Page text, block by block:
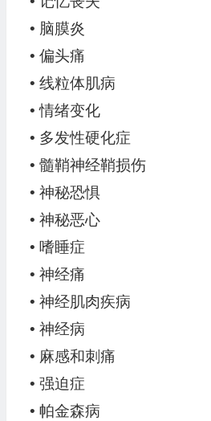
• 脑膜炎
• 偏头痛
• 线粒体肌病
• 情绪变化
• 多发性硬化症
• 髓鞘神经鞘损伤
• 神秘恐惧
• 神秘恶心
• 嗜睡症
• 神经痛
• 神经肌肉疾病
• 神经病
• 麻感和刺痛
• 强迫症
• 帕金森病